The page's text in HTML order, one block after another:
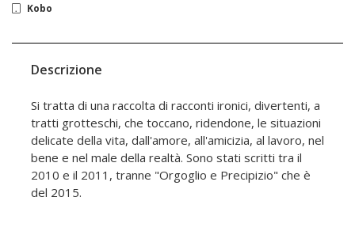
Kobo
Descrizione
Si tratta di una raccolta di racconti ironici, divertenti, a
tratti grotteschi, che toccano, ridendone, le situazioni
delicate della vita, dall'amore, all'amicizia, al lavoro, nel
bene e nel male della realtà. Sono stati scritti tra il
2010 e il 2011, tranne "Orgoglio e Precipizio" che è
del 2015.